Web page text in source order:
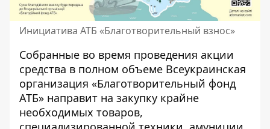
Инициатива АТБ «Благотворительный взнос»
Собранные во время проведения акции
средства в полном объеме Всеукраинская
организация «Благотворительный фонд
АТБ» направит на закупку крайне
необходимых товаров,